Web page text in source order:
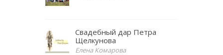
Свадебный дар Петра
Щелкунова
Елена Комарова